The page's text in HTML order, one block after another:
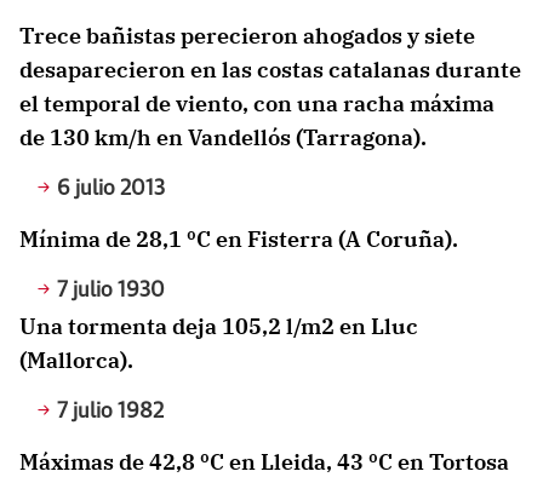
Trece bañistas perecieron ahogados y siete
desaparecieron en las costas catalanas durante
el temporal de viento, con una racha máxima
de 130 km/h en Vandellós (Tarragona).
6 julio 2013
Mínima de 28,1 ºC en Fisterra (A Coruña).
7 julio 1930
Una tormenta deja 105,2 l/m2 en Lluc
(Mallorca).
7 julio 1982
Máximas de 42,8 ºC en Lleida, 43 ºC en Tortosa